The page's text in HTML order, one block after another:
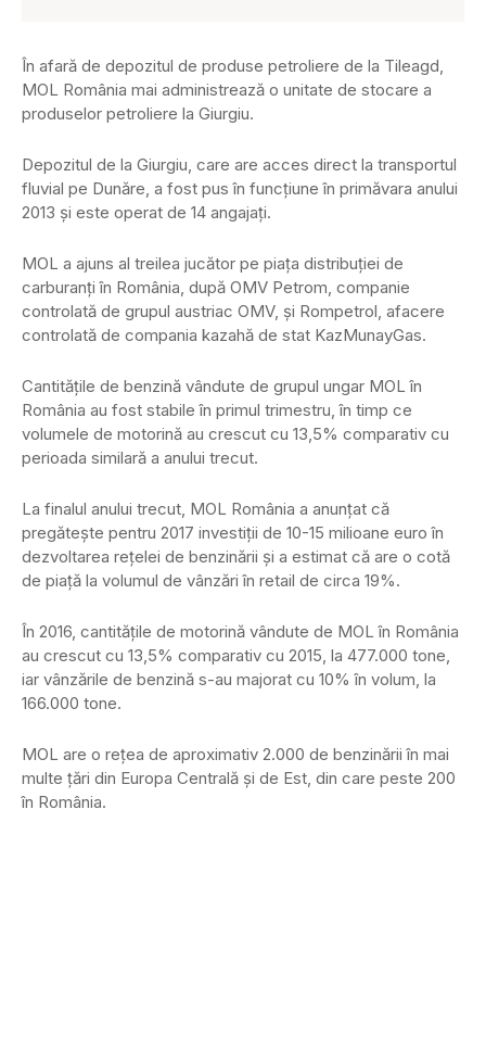
În afară de depozitul de produse petroliere de la Tileagd,
MOL România mai administrează o unitate de stocare a
produselor petroliere la Giurgiu.
Depozitul de la Giurgiu, care are acces direct la transportul
fluvial pe Dunăre, a fost pus în funcţiune în primăvara anului
2013 şi este operat de 14 angajaţi.
MOL a ajuns al treilea jucător pe piaţa distribuţiei de
carburanţi în România, după OMV Petrom, companie
controlată de grupul austriac OMV, şi Rompetrol, afacere
controlată de compania kazahă de stat KazMunayGas.
Cantităţile de benzină vândute de grupul ungar MOL în
România au fost stabile în primul trimestru, în timp ce
volumele de motorină au crescut cu 13,5% comparativ cu
perioada similară a anului trecut.
La finalul anului trecut, MOL România a anunţat că
pregăteşte pentru 2017 investiţii de 10-15 milioane euro în
dezvoltarea reţelei de benzinării şi a estimat că are o cotă
de piaţă la volumul de vânzări în retail de circa 19%.
În 2016, cantităţile de motorină vândute de MOL în România
au crescut cu 13,5% comparativ cu 2015, la 477.000 tone,
iar vânzările de benzină s-au majorat cu 10% în volum, la
166.000 tone.
MOL are o reţea de aproximativ 2.000 de benzinării în mai
multe ţări din Europa Centrală şi de Est, din care peste 200
în România.